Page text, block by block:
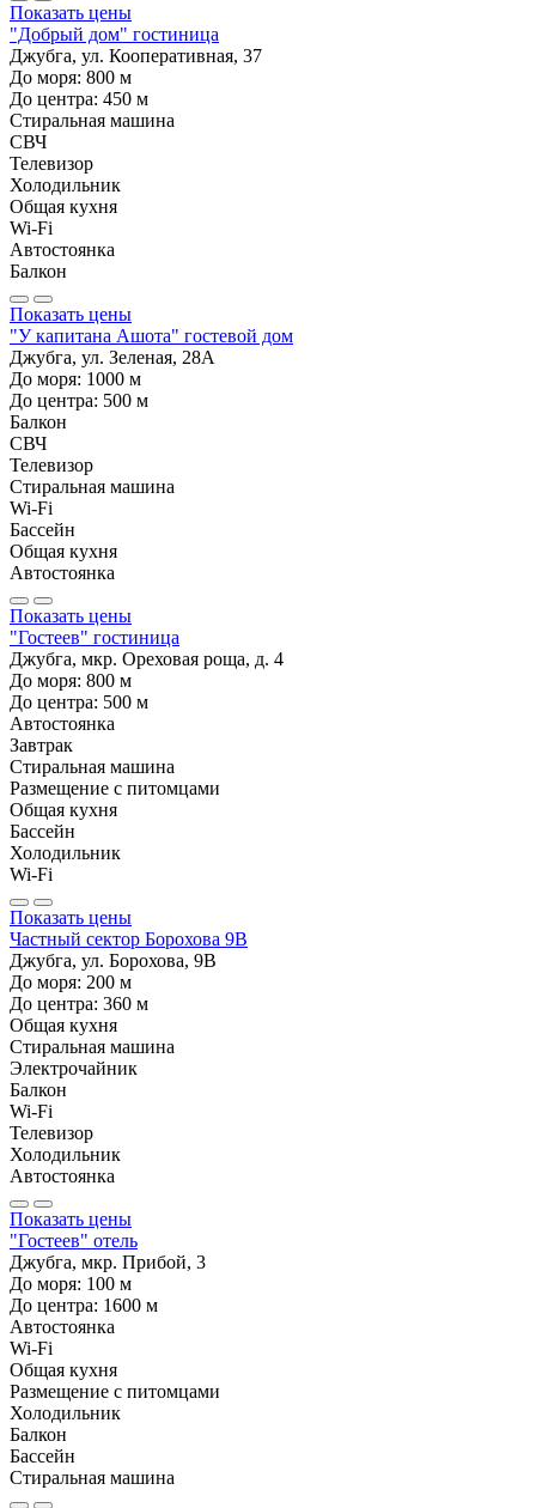
Показать цены
"Добрый дом" гостиница
Джубга, ул. Кооперативная, 37
До моря: 800 м
До центра: 450 м
Стиральная машина
СВЧ
Телевизор
Холодильник
Общая кухня
Wi-Fi
Автостоянка
Балкон
Показать цены
"У капитана Ашота" гостевой дом
Джубга, ул. Зеленая, 28А
До моря: 1000 м
До центра: 500 м
Балкон
СВЧ
Телевизор
Стиральная машина
Wi-Fi
Бассейн
Общая кухня
Автостоянка
Показать цены
"Гостеев" гостиница
Джубга, мкр. Ореховая роща, д. 4
До моря: 800 м
До центра: 500 м
Автостоянка
Завтрак
Стиральная машина
Размещение с питомцами
Общая кухня
Бассейн
Холодильник
Wi-Fi
Показать цены
Частный сектор Борохова 9В
Джубга, ул. Борохова, 9В
До моря: 200 м
До центра: 360 м
Общая кухня
Стиральная машина
Электрочайник
Балкон
Wi-Fi
Телевизор
Холодильник
Автостоянка
Показать цены
"Гостеев" отель
Джубга, мкр. Прибой, 3
До моря: 100 м
До центра: 1600 м
Автостоянка
Wi-Fi
Общая кухня
Размещение с питомцами
Холодильник
Балкон
Бассейн
Стиральная машина